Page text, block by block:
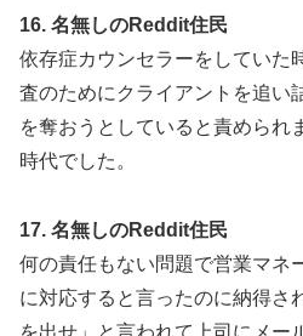
16. 名無しのReddit住民
依存症カウンセラーをしていた
査のためにクライアントを追い
を奪おうとしていると責められ
時代でした。
17. 名無しのReddit住民
何の責任もない問題で営業マネ
に対応すると言ったのに納得さ
を出せ」と言われて上司にメー